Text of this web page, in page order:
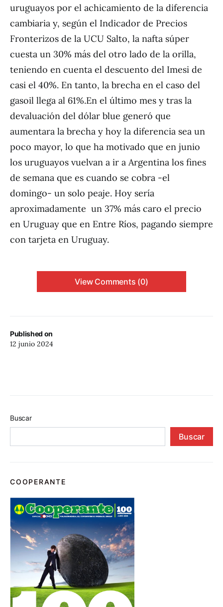
Published on
12 junio 2024
uruguayos por el achicamiento de la diferencia
cambiaria y, según el Indicador de Precios
Fronterizos de la UCU Salto, la nafta súper
cuesta un 30% más del otro lado de la orilla,
teniendo en cuenta el descuento del Imesi de
casi el 40%. En tanto, la brecha en el caso del
gasoil llega al 61%.En el último mes y tras la
devaluación del dólar blue generó que
aumentara la brecha y hoy la diferencia sea un
poco mayor, lo que ha motivado que en junio
los uruguayos vuelvan a ir a Argentina los fines
de semana que es cuando se cobra -el
domingo- un solo peaje. Hoy sería
aproximadamente un 37% más caro el precio
en Uruguay que en Entre Ríos, pagando siempre
con tarjeta en Uruguay.
View Comments (0)
Buscar
Buscar
COOPERANTE